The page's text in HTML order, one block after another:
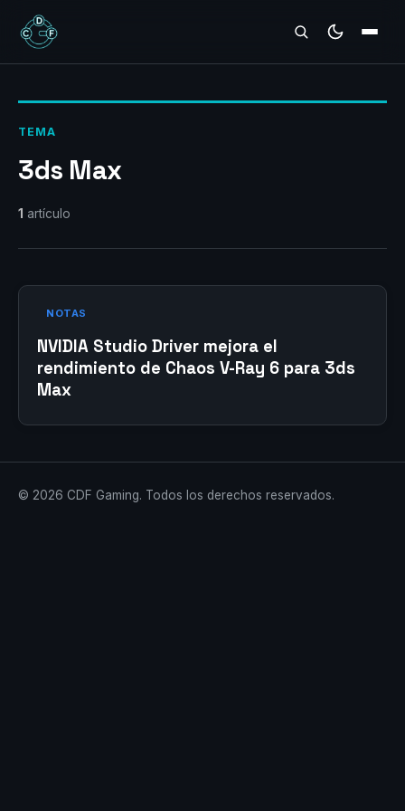
REVIEWS
TEMA
3ds Max
1 artículo
NOTAS
NVIDIA Studio Driver mejora el
rendimiento de Chaos V-Ray 6 para 3ds
Max
© 2026 CDF Gaming. Todos los derechos reservados.